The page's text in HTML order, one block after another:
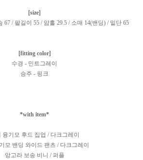
[size]
67 / 팔길이 55 / 암홀 29.5 / 소매 14(밴딩) / 밑단 65
[fitting color]
수경 - 민트그레이
승주 - 핑크
*with item*
융기모 후드 집업 / 다크그레이
모 밴딩 와이드 팬츠 / 다크그레이
앙고라 보송 비니 / 퍼플